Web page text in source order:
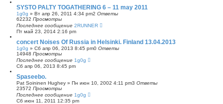
н
ы
й
п
о
с
к
SYSTO PALTY TOGATHERING 6 – 11 may 2011
1g0g » Вт апр 26, 2011 4:34 pm2 Ответы
62232 Просмотры
Последнее сообщение 2RUNNER
Пт май 23, 2014 2:16 pm
concert Noises Of Russia in Helsinki. Finland 13.04.2013
1g0g » Сб апр 06, 2013 8:45 pm0 Ответы
14948 Просмотры
Последнее сообщение 1g0g
Сб апр 06, 2013 8:45 pm
Spaseebo.
Pat Soininen Hughey » Пн июн 10, 2002 4:11 pm3 Ответы
23572 Просмотры
Последнее сообщение 1g0g
Сб июн 11, 2011 12:35 pm